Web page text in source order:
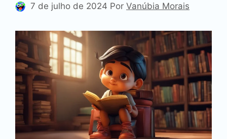
7 de julho de 2024 Por Vanúbia Morais